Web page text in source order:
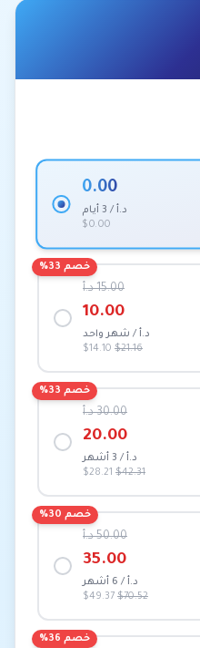
0.00
د.أ / 3 أيام
$0.00
خصم 33%
15.00 د.أ
10.00
د.أ / شهر واحد
$21.16
خصم 33%
30.00 د.أ
20.00
د.أ / 3 أشهر
$42.31
خصم 30%
50.00 د.أ
35.00
د.أ / 6 أشهر
$70.52
خصم 36%